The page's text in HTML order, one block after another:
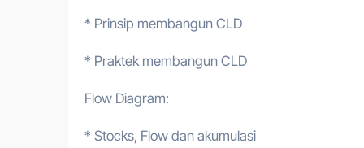
* Prinsip membangun CLD
* Praktek membangun CLD
Flow Diagram:
* Stocks, Flow dan akumulasi